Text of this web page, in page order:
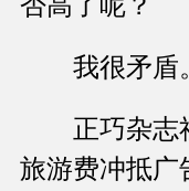
我很矛盾
正巧杂志社
旅游费冲抵广